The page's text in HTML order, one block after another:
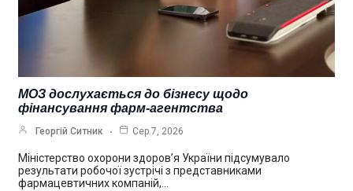
МОЗ дослухається до бізнесу щодо
фінансування фарм-агентства
Георгій Ситник Сер 7, 2026
Міністерство охорони здоров’я України підсумувало
результати робочої зустрічі з представниками
фармацевтичних компаній,…